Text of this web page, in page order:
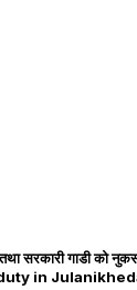
तथा सरकारी गाडी
duty in